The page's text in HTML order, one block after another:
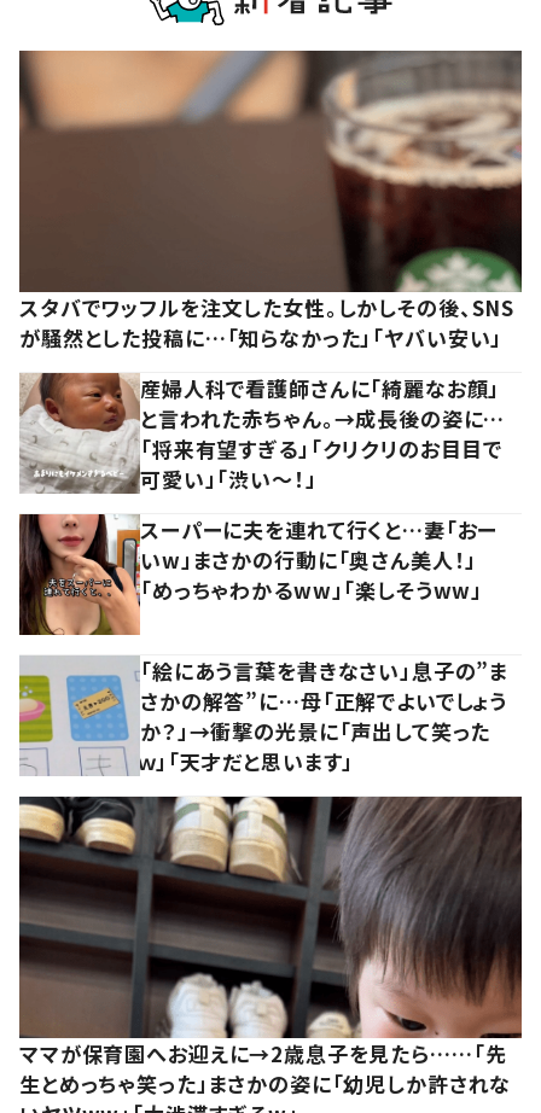
スタバでワッフルを注文した女性。しかしその後、SNS
が騒然とした投稿に…「知らなかった」「ヤバい安い」
産婦人科で看護師さんに「綺麗なお顔」
と言われた赤ちゃん。→成長後の姿に…
「将来有望すぎる」「クリクリのお目目で
可愛い」「渋い～！」
スーパーに夫を連れて行くと…妻「おー
いw」まさかの行動に「奥さん美人！」
「めっちゃわかるww」「楽しそうww」
「絵にあう言葉を書きなさい」息子の”ま
さかの解答”に…母「正解でよいでしょう
か？」→衝撃の光景に「声出して笑った
ｗ」「天才だと思います」
ママが保育園へお迎えに→2歳息子を見たら……「先
生とめっちゃ笑った」まさかの姿に「幼児しか許されな